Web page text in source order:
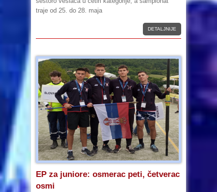
traje od 25. do 28. maja
DETALJNIJE
EP za juniore: osmerac peti, četverac
osmi